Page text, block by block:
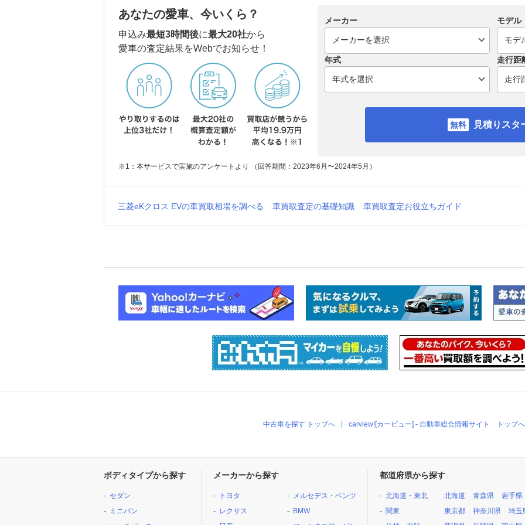
あなたの愛車、今いくら？
申込み最短3時間後に最大20社から
愛車の査定結果をWebでお知らせ！
メーカー モデル
年式 走行距
見積りスタ
※1：本サービスで実施のアンケートより （回答期間：2023年6月〜2024年5月）
三菱eKクロス EVの車買取相場を調べる 車買取査定の基礎知識 車買取査定お役立ちガイド
中古車を探す トップへ carview![カービュー] - 自動車総合情報サイト トップへ
ボディタイプから探す
セダン
ミニバン
メーカーから探す
トヨタ
レクサス
メルセデス・ベンツ
BMW
都道府県から探す
北海道・東北 北海道 青森県
岩手県
関東
東京都 神奈川県
埼玉